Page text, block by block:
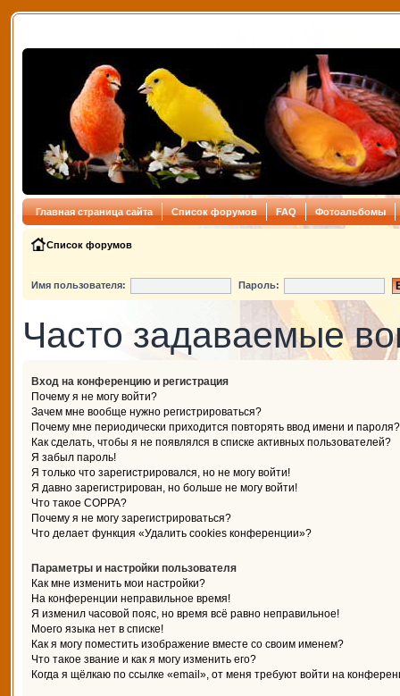
Главная страница сайта Список форумов FAQ Фотоальбомы
Список форумов
Имя пользователя: Пароль:
Часто задаваемые
Вход на конференцию и регистрация
Почему я не могу войти?
Зачем мне вообще нужно регистрироваться?
Почему мне периодически приходится повторять ввод имени и пароля?
Как сделать, чтобы я не появлялся в списке активных пользователей?
Я забыл пароль!
Я только что зарегистрировался, но не могу войти!
Я давно зарегистрирован, но больше не могу войти!
Что такое COPPA?
Почему я не могу зарегистрироваться?
Что делает функция «Удалить cookies конференции»?
Параметры и настройки пользователя
Как мне изменить мои настройки?
На конференции неправильное время!
Я изменил часовой пояс, но время всё равно неправильное!
Моего языка нет в списке!
Как я могу поместить изображение вместе со своим именем?
Что такое звание и как я могу изменить его?
Когда я щёлкаю по ссылке «email», от меня требуют войти на